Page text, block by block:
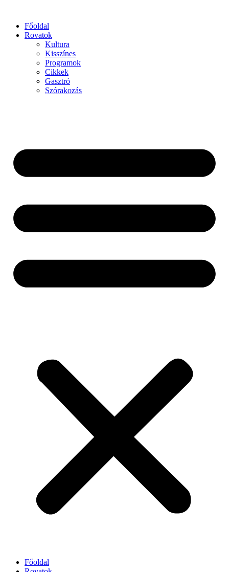
Főoldal
Rovatok
Kultura
Kisszínes
Programok
Cikkek
Gasztró
Szórakozás
Főoldal